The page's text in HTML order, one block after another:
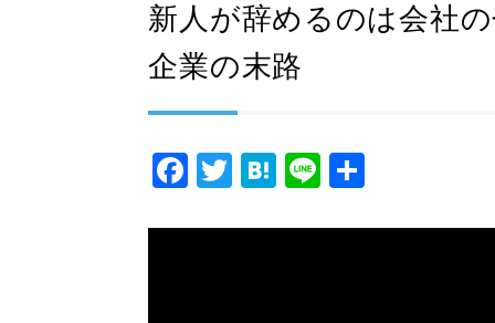
新人が辞めるのは会社
企業の末路
F
a
c
T
wi
tt
H
at
e
Li
n
e